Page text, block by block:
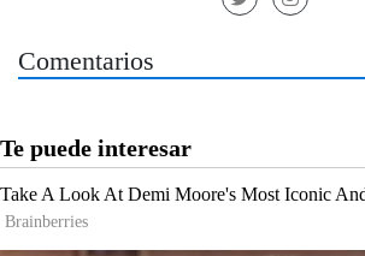
Comentarios